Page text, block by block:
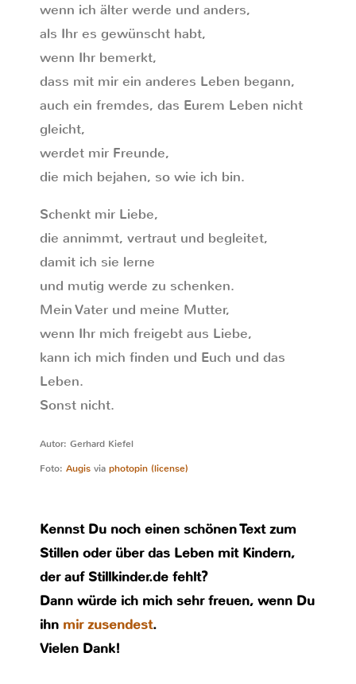
wenn ich älter werde und anders,
als Ihr es gewünscht habt,
wenn Ihr bemerkt,
dass mit mir ein anderes Leben begann,
auch ein fremdes, das Eurem Leben nicht
gleicht,
werdet mir Freunde,
die mich bejahen, so wie ich bin.
Schenkt mir Liebe,
die annimmt, vertraut und begleitet,
damit ich sie lerne
und mutig werde zu schenken.
Mein Vater und meine Mutter,
wenn Ihr mich freigebt aus Liebe,
kann ich mich finden und Euch und das
Leben.
Sonst nicht.
Autor: Gerhard Kiefel
Foto: Augis via photopin (license)
Kennst Du noch einen schönen Text zum
Stillen oder über das Leben mit Kindern,
der auf Stillkinder.de fehlt?
Dann würde ich mich sehr freuen, wenn Du
ihn mir zusendest.
Vielen Dank!